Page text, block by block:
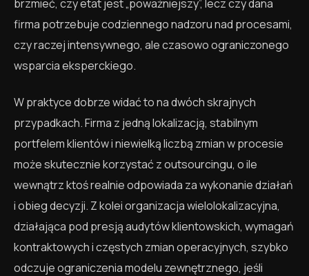
brzmieć, czy etat jest „poważniejszy”, lecz czy dana
firma potrzebuje codziennego nadzoru nad procesami,
czy raczej intensywnego, ale czasowo ograniczonego
wsparcia eksperckiego.
W praktyce dobrze widać to na dwóch skrajnych
przypadkach. Firma z jedną lokalizacją, stabilnym
portfelem klientów i niewielką liczbą zmian w procesie
może skutecznie korzystać z outsourcingu, o ile
wewnątrz ktoś realnie odpowiada za wykonanie działań
i obieg decyzji. Z kolei organizacja wielolokalizacyjna,
działająca pod presją audytów klientowskich, wymagań
kontraktowych i częstych zmian operacyjnych, szybko
odczuje ograniczenia modelu zewnętrznego, jeśli